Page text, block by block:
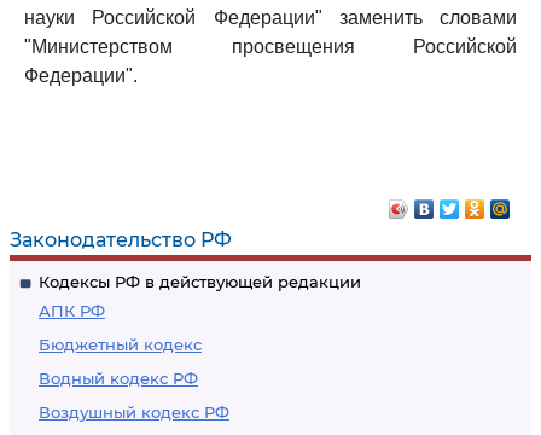
Законодательство РФ
Кодексы РФ в действующей редакции
АПК РФ
Бюджетный кодекс
Водный кодекс РФ
Воздушный кодекс РФ
науки Российской Федерации" заменить словами
"Министерством просвещения Российской
Федерации".